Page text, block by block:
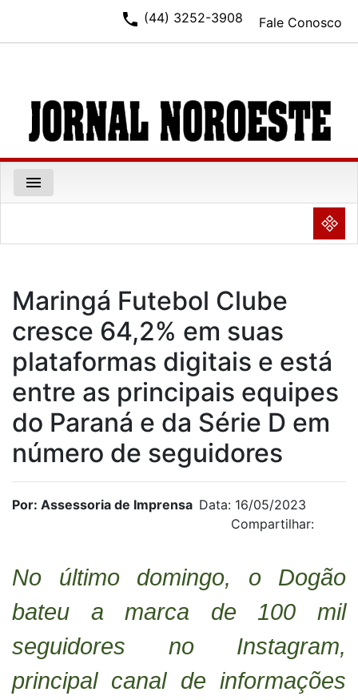
Fale Conosco
phone (44) 3252-3908
menu
NULL
Maringá Futebol Clube
cresce 64,2% em suas
plataformas digitais e está
entre as principais equipes
do Paraná e da Série D em
número de seguidores
Por: Assessoria de Imprensa Data: 16/05/2023
Compartilhar:
No último domingo, o Dogão
bateu a marca de 100 mil
seguidores no Instagram,
principal canal de informações